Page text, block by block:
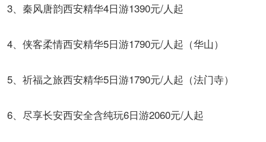
3、秦风唐韵西安精华4日游1390元/人起
4、侠客柔情西安精华5日游1790元/人起（华山）
5、祈福之旅西安精华5日游1790元/人起（法门寺）
6、尽享长安西安全含纯玩6日游2060元/人起